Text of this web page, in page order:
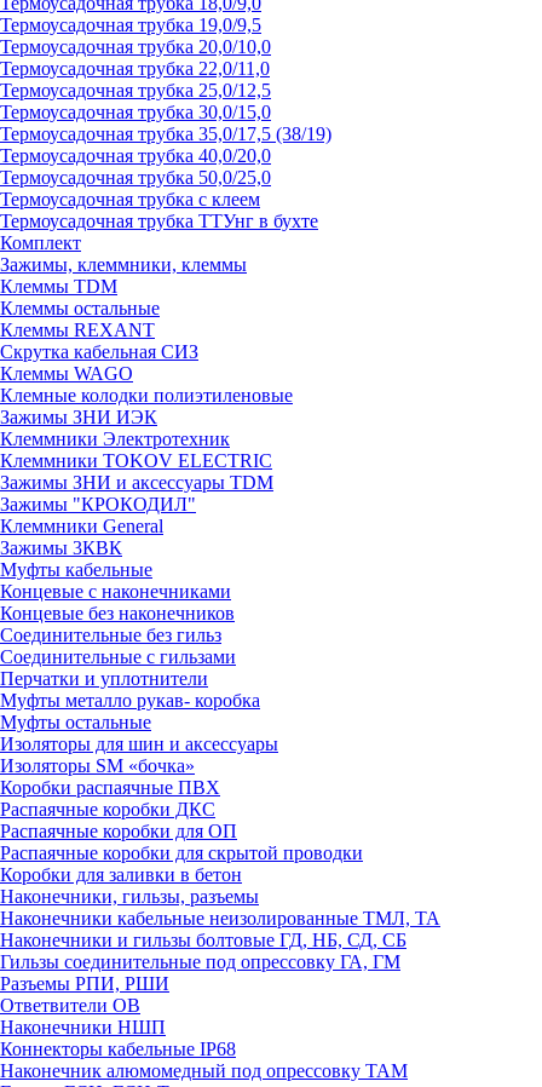
Термоусадочная трубка 19,0/9,5
Термоусадочная трубка 20,0/10,0
Термоусадочная трубка 22,0/11,0
Термоусадочная трубка 25,0/12,5
Термоусадочная трубка 30,0/15,0
Термоусадочная трубка 35,0/17,5 (38/19)
Термоусадочная трубка 40,0/20,0
Термоусадочная трубка 50,0/25,0
Термоусадочная трубка с клеем
Термоусадочная трубка ТТУнг в бухте
Комплект
Зажимы, клеммники, клеммы
Клеммы TDM
Клеммы остальные
Клеммы REXANT
Скрутка кабельная СИЗ
Клеммы WAGO
Клемные колодки полиэтиленовые
Зажимы ЗНИ ИЭК
Клеммники Электротехник
Клеммники TOKOV ELECTRIC
Зажимы ЗНИ и аксессуары TDM
Зажимы "КРОКОДИЛ"
Клеммники General
Зажимы 3КВК
Муфты кабельные
Концевые с наконечниками
Концевые без наконечников
Соединительные без гильз
Соединительные с гильзами
Перчатки и уплотнители
Муфты металло рукав- коробка
Муфты остальные
Изоляторы для шин и аксессуары
Изоляторы SM «бочка»
Коробки распаячные ПВХ
Распаячные коробки ДКС
Распаячные коробки для ОП
Распаячные коробки для скрытой проводки
Коробки для заливки в бетон
Наконечники, гильзы, разъемы
Наконечники кабельные неизолированные ТМЛ, ТА
Наконечники и гильзы болтовые ГД, НБ, СД, СБ
Гильзы соединительные под опрессовку ГА, ГМ
Разъемы РПИ, РШИ
Ответвители ОВ
Наконечники НШП
Коннекторы кабельные IP68
Наконечник алюмомедный под опрессовку ТАМ